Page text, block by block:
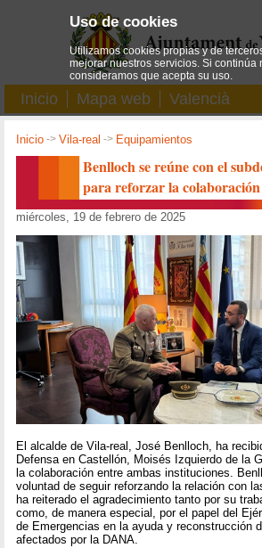
Inicio Mapa web Valencià
Inicio ->Vila-real -> Equipamientos
Benlloch se reúne con el
para reforzar la
miércoles, 19 de febrero de 2025
El alcalde de Vila-real, José Benlloch, ha
Defensa en Castellón, Moisés Izquierdo de la
la colaboración entre ambas instituciones.
voluntad de seguir reforzando la relación con
ha reiterado el agradecimiento tanto por su
como, de manera especial, por el papel del
de Emergencias en la ayuda y reconstrucción
afectados por la DANA.
Uso de cookies
Utilizamos cookies propias y de
mejorar nuestros servicios. Si continúa
consideramos que acepta su uso.